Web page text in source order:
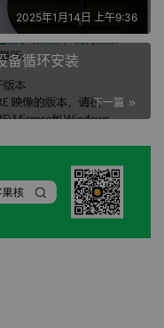
2025年1月14日 上午9:36
备循环安装
下一篇